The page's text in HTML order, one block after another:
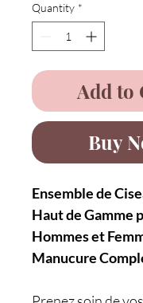
Quantity *
Add to
Buy
Ensemble de
Haut de Gamme
Hommes et
Manucure